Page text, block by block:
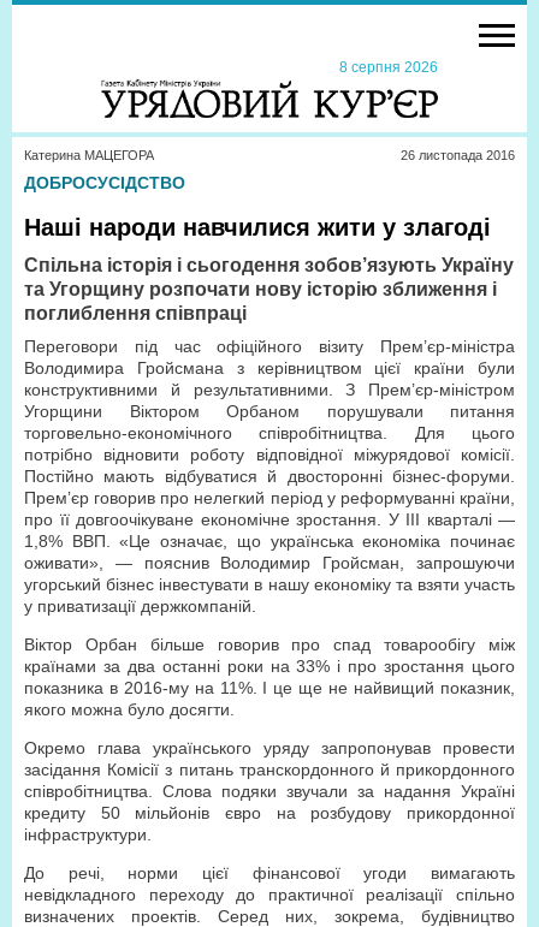
8 серпня 2026
Катерина МАЦЕГОРА 26 листопада 2016
ДОБРОСУСІДСТВО
Наші народи навчилися жити у злагоді
Спільна історія і сьогодення зобов’язують Україну
та Угорщину розпочати нову історію зближення і
поглиблення співпраці
Переговори під час офіційного візиту Прем’єр-міністра
Володимира Гройсмана з керівництвом цієї країни були
конструктивними й результативними. З Прем’єр-міністром
Угорщини Віктором Орбаном порушували питання
торговельно-економічного співробітництва. Для цього
потрібно відновити роботу відповідної міжурядової комісії.
Постійно мають відбуватися й двосторонні бізнес-форуми.
Прем’єр говорив про нелегкий період у реформуванні країни,
про її довгоочікуване економічне зростання. У ІІІ кварталі —
1,8% ВВП. «Це означає, що українська економіка починає
оживати», — пояснив Володимир Гройсман, запрошуючи
угорський бізнес інвестувати в нашу економіку та взяти участь
у приватизації держкомпаній.
Віктор Орбан більше говорив про спад товарообігу між
країнами за два останні роки на 33% і про зростання цього
показника в 2016-му на 11%. І це ще не найвищий показник,
якого можна було досягти.
Окремо глава українського уряду запропонував провести
засідання Комісії з питань транскордонного й прикордонного
співробітництва. Слова подяки звучали за надання Україні
кредиту 50 мільйонів євро на розбудову прикордонної
інфраструктури.
До речі, норми цієї фінансової угоди вимагають
невідкладного переходу до практичної реалізації спільно
визначених проектів. Серед них, зокрема, будівництво